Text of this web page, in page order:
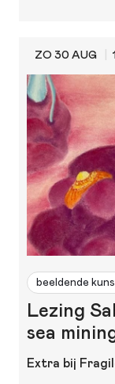
ZO 30 AUG
beeldende
Lezing
sea
Extra bij